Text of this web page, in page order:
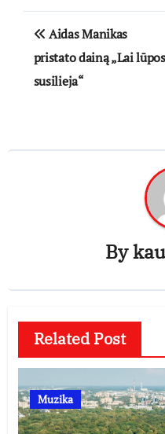
Navigacija
tarp
įrašų
Aidas Manikas
pristato dainą „Lai lūpos
susilieja“
By
Related Post
Muzika